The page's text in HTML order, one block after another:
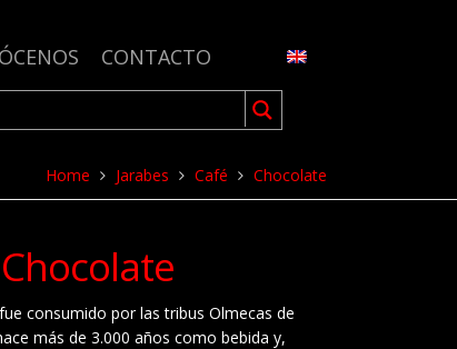
CONTACTO
Home Jarabes Café Chocolate
Chocolate
consumido por las tribus Olmecas de
más de 3.000 años como bebida y,